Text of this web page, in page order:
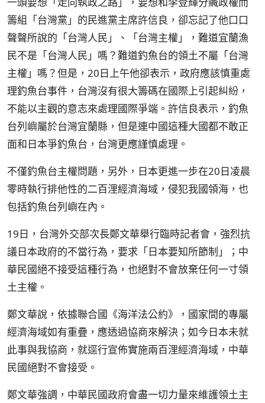
籌組「台灣黨」的民進黨主席許信良，卻忘記了他口口
聲聲所說的「台灣人民」、「台灣主權」，難道宜蘭漁
民不是「台灣人民」嗎？難道釣魚台的領土不屬「台灣
主權」嗎？但是，20日上午他卻表示，政府應該慎重處
理釣魚台事件，台灣沒有很大籌碼在國際上引起糾紛，
不能以主觀的意志來處理國際爭端。許信良表示，釣魚
台列嶼屬於台灣宜蘭縣，但是連中國這種大國都不敢正
面和日本爭釣魚台，台灣更應謹慎處理。
不僅釣魚台主權問題，另外，日本更進一步在20日凌晨
零時執行排他性的二百浬經濟海域，侵犯我國領海，也
包括釣魚台列嶼在內。
19日，台灣外交部次長鄭文華舉行臨時記者會，強烈抗
議日本政府的不當行為，要求「日本要知所節制」；中
華民國絕不接受這種行為，也絕對不會放棄任何一寸領
土主權。
鄭文華說，依據聯合國《海洋法公約》，國家間的專屬
經濟海域如有重疊，應透過協商來解決；如今日本未就
此事與我協商，就逕行宣佈實施兩百浬經濟海域，中華
民國絕對不會接受。
鄭文華強調，中華民國政府會盡一切力量來維護領土主